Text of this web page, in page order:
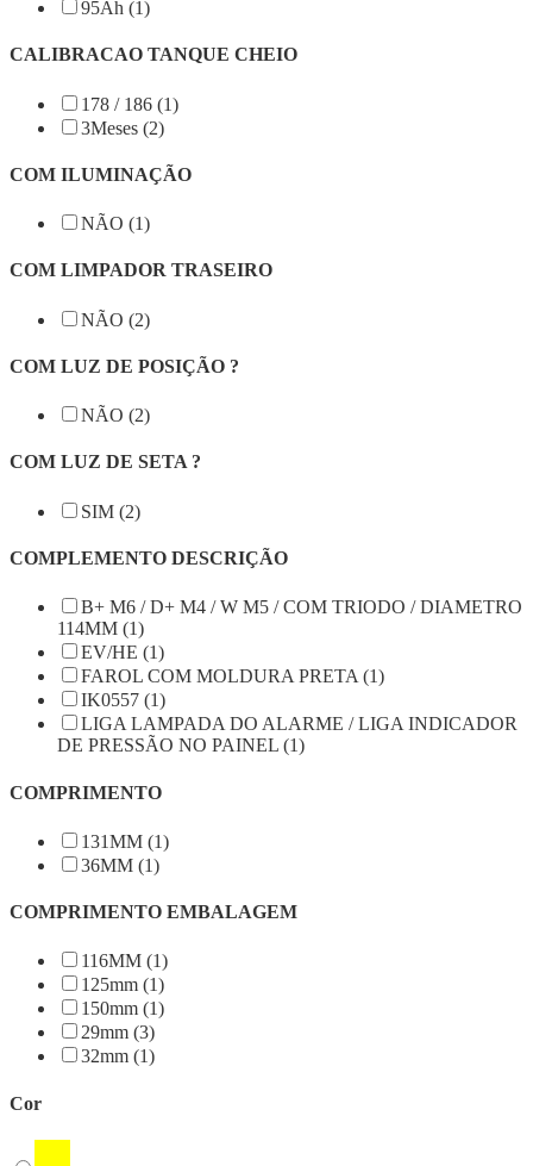
95Ah (1)
CALIBRACAO TANQUE CHEIO
178 / 186 (1)
3Meses (2)
COM ILUMINAÇÃO
NÃO (1)
COM LIMPADOR TRASEIRO
NÃO (2)
COM LUZ DE POSIÇÃO ?
NÃO (2)
COM LUZ DE SETA ?
SIM (2)
COMPLEMENTO DESCRIÇÃO
B+ M6 / D+ M4 / W M5 / COM TRIODO / DIAMETRO
114MM (1)
EV/HE (1)
FAROL COM MOLDURA PRETA (1)
IK0557 (1)
LIGA LAMPADA DO ALARME / LIGA INDICADOR
DE PRESSÃO NO PAINEL (1)
COMPRIMENTO
131MM (1)
36MM (1)
COMPRIMENTO EMBALAGEM
116MM (1)
125mm (1)
150mm (1)
29mm (3)
32mm (1)
Cor